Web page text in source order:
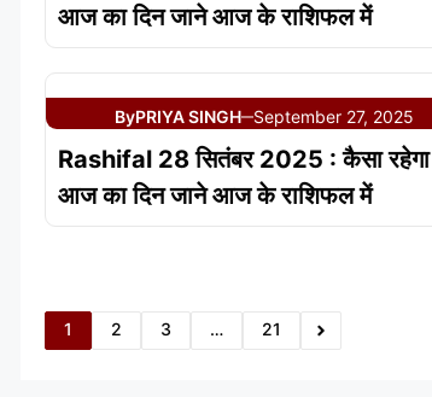
आज का दिन जाने आज के राशिफल में
ByPRIYA SINGH—September 27, 2025
Rashifal 28 सितंबर 2025 : कैसा रहेगा
आज का दिन जाने आज के राशिफल में
1 2 3 … 21